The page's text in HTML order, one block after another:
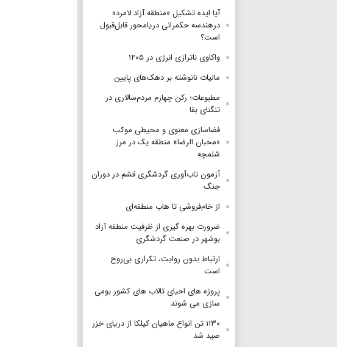
آیا ایده تشکیل «منطقه آزاد لامرد»
درهندسه حکمرانی دریامحور قابل‌قبول
است؟
واکاوی ناترازی انرژی در ۱۴۰۵
مالیات نانوشته بر دهک‌های پایین
مطبوعات؛ رکن چهارم مردم‌سالاری در
تنگنای بقا
فضاسازی معنوی و محیطی موکب
«محبان الرضا» منطقه یک در مرز
شلمچه
آزمون تاب‌آوری گردشگری قشم در دوران
جنگ
از خام‌فروشی تا هاب منطقه‌ای
ضرورت بهره گیری از ظرفیت منطقه آزاد
بوشهر در صنعت گردشگری
ارتباط بدون روایت، تکراری بی‌روح
است
پروژه های احیای تالاب های کشور بومی
سازی می شوند
۱۱۳۰ تن انواع ماهیان کیلکا از دریای خزر
صید شد